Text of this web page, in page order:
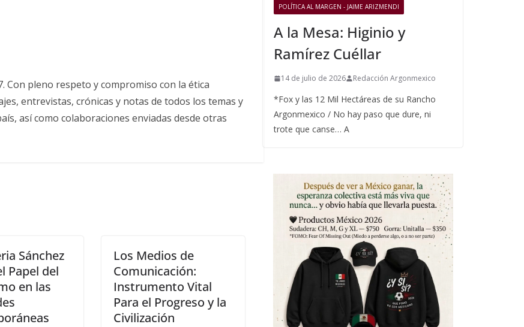
Con pleno respeto y compromiso con la ética
entrevistas, crónicas y notas de todos los temas y
así como colaboraciones enviadas desde otras
Sánchez
Papel del
en las
Los Medios de
Comunicación:
Instrumento Vital
Para el Progreso y la
Civilización
POLÍTICA AL MARGEN - JAIME ARIZMENDI
A la Mesa: Higinio y
Ramírez Cuéllar
14 de julio de 2026 Redacción Argonmexico
*Fox y las 12 Mil Hectáreas de su Rancho
Argonmexico / No hay paso que dure, ni
trote que canse… A